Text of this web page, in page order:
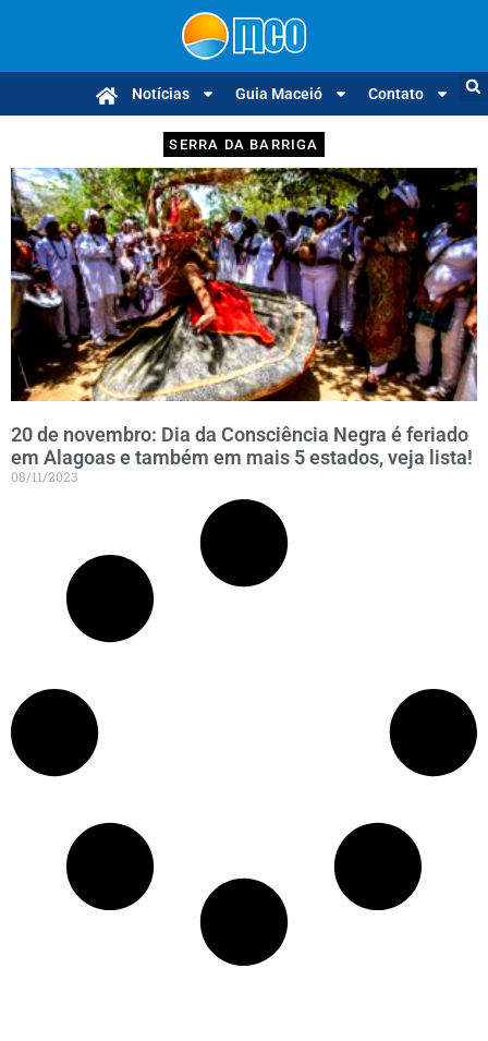
Notícias Guia Maceió Contato
SERRA DA BARRIGA
20 de novembro: Dia da Consciência Negra é feriado
em Alagoas e também em mais 5 estados, veja lista!
08/11/2023